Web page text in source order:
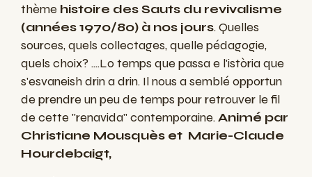
thème histoire des Sauts du revivalisme
(années 1970/80) à nos jours.Quelles
sources, quels collectages, quelle pédagogie,
quels choix? ....Lo temps que passa e l'istòria que
s'esvaneish drin a drin. Il nous a semblé opportun
de prendre un peu de temps pour retrouver le fil
de cette "renavida" contemporaine.Animé par
Christiane Mousquès et Marie-Claude
Hourdebaigt,